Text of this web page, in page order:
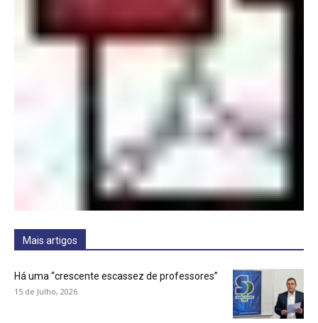
Mais artigos
Há uma “crescente escassez de professores”
15 de Julho, 2026